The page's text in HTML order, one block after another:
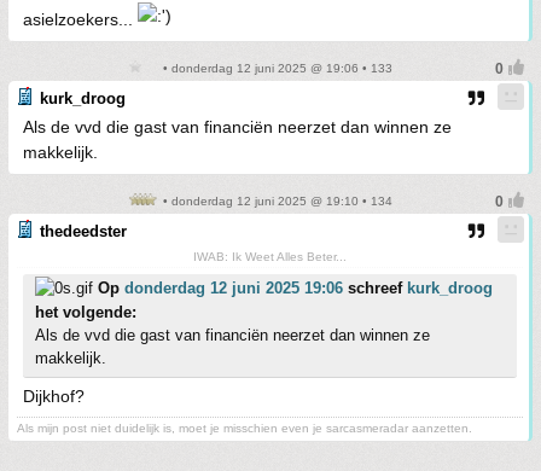
asielzoekers...
• donderdag 12 juni 2025 @ 19:06 • 133
kurk_droog
Als de vvd die gast van financiën neerzet dan winnen ze
makkelijk.
• donderdag 12 juni 2025 @ 19:10 • 134
thedeedster
IWAB: Ik Weet Alles Beter...
Op donderdag 12 juni 2025 19:06 schreef kurk_droog
het volgende:
Als de vvd die gast van financiën neerzet dan winnen ze
makkelijk.
Dijkhof?
Als mijn post niet duidelijk is, moet je misschien even je sarcasmeradar aanzetten.